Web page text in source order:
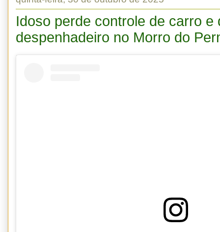
Idoso perde controle de carro e
despenhadeiro no Morro do